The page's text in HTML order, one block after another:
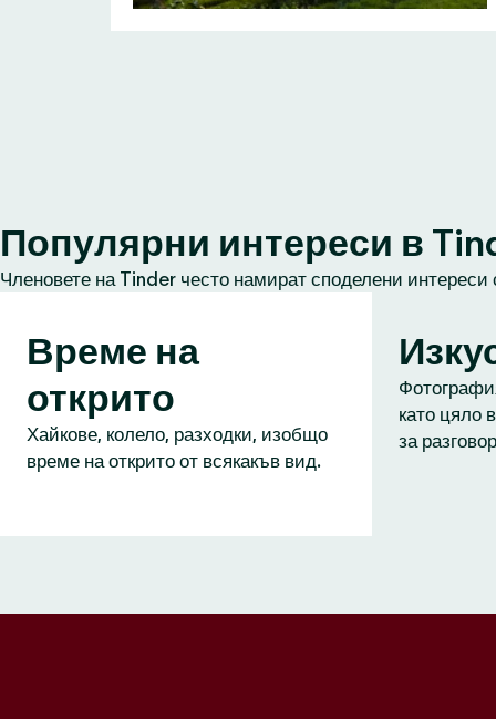
Популярни интереси в
Членовете на Tinder често намират споделени
Време на
открито
Хайкове, колело, разходки, изобщо
време на открито от всякакъв вид.
като цяло
за